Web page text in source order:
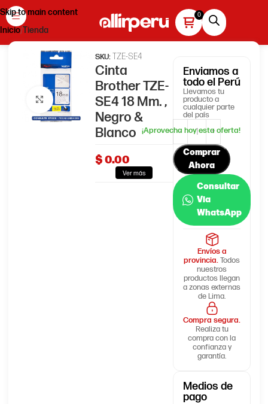
Skip to main content
Inicio Tienda
Haga clic para ampliar
SKU:TZE-SE4
Cinta
Brother TZE-
SE4 18 Mm. ,
Negro &
Blanco
$0.00
Ver más
Enviamos a
todo el Perú
Llevamos tu
producto a
cualquier parte
del país
Comprar
Ahora
Consultar
Via
WhatsApp
Envíos a
provincia.Todos
nuestros
productos llegan
a zonas externas
de Lima.
Compra segura.
Realiza tu
compra con la
confianza y
garantía.
Medios de
pago